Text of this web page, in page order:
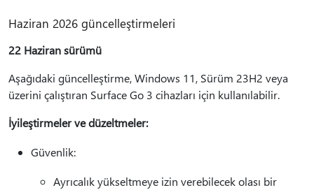
Haziran 2026 güncelleştirmeleri
22 Haziran sürümü
Aşağıdaki güncelleştirme, Windows 11, Sürüm 23H2 veya
üzerini çalıştıran Surface Go 3 cihazları için kullanılabilir.
İyileştirmeler ve düzeltmeler:
Güvenlik:
Ayrıcalık yükseltmeye izin verebilecek olası bir